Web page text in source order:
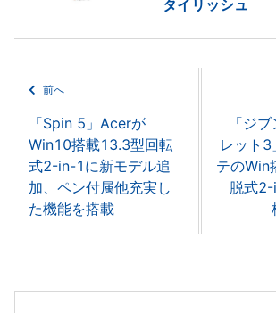
タイリッシュ
前へ
「Spin 5」Acerが
Win10搭載13.3型回転
式2-in-1に新モデル追
加、ペン付属他充実し
た機能を搭載
「ジ
レット3
テのWin
脱式